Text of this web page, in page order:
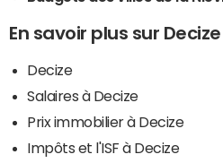
En savoir plus sur Decize
Decize
Salaires à Decize
Prix immobilier à Decize
Impôts et l'ISF à Decize